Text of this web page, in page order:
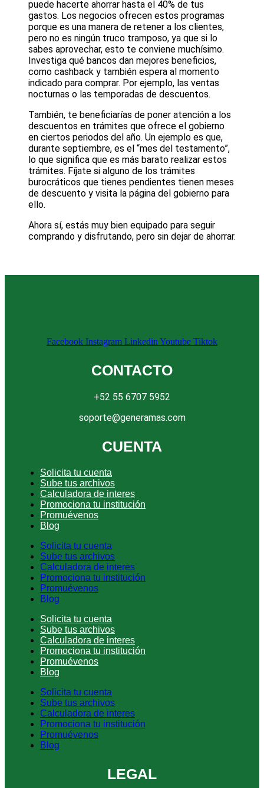
puede hacerte ahorrar hasta el 40% de tus
gastos. Los negocios ofrecen estos programas
porque es una manera de retener a los clientes,
pero no es ningún truco tramposo, ya que si lo
sabes aprovechar, esto te conviene muchísimo.
Investiga qué bancos dan mejores beneficios,
como cashback y también espera al momento
indicado para comprar. Por ejemplo, las ventas
nocturnas o las temporadas de descuentos.
También, te beneficiarías de poner atención a los
descuentos en trámites que ofrece el gobierno
en ciertos periodos del año. Un ejemplo es que,
durante septiembre, es el “mes del testamento”,
lo que significa que es más barato realizar estos
trámites. Fíjate si alguno de los trámites
burocráticos que tienes pendientes tienen meses
de descuento y visita la página del gobierno para
ello.
Ahora sí, estás muy bien equipado para seguir
comprando y disfrutando, pero sin dejar de ahorrar.
Facebook Instagram LinkedinYoutube Tiktok
CONTACTO
+52 55 6707 5952
soporte@generamas.com
CUENTA
Solicita tu cuenta
Sube tus archivos
Calculadora de interes
Promociona tu institución
Promuévenos
Blog
Solicita tu cuenta
Sube tus archivos
Calculadora de interes
Promociona tu institución
Promuévenos
Blog
Solicita tu cuenta
Sube tus archivos
Calculadora de interes
Promociona tu institución
Promuévenos
Blog
Solicita tu cuenta
Sube tus archivos
Calculadora de interes
Promociona tu institución
Promuévenos
Blog
LEGAL